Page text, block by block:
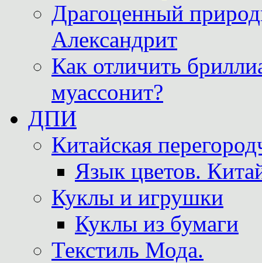
Драгоценный
Александрит
Как отличить
муассонит?
ДПИ
Китайская
Язык цветов.
Куклы и игрушки
Куклы из бумаги
Текстиль Мода.